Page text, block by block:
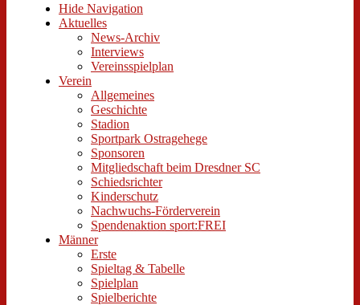
Hide Navigation
Aktuelles
News-Archiv
Interviews
Vereinsspielplan
Verein
Allgemeines
Geschichte
Stadion
Sportpark Ostragehege
Sponsoren
Mitgliedschaft beim Dresdner SC
Schiedsrichter
Kinderschutz
Nachwuchs-Förderverein
Spendenaktion sport:FREI
Männer
Erste
Spieltag & Tabelle
Spielplan
Spielberichte